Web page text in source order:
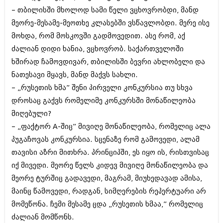
იანვარი 2016 (206)
დეკემბერი 2015 (207)
ნოემბერი 2015 (264)
ოქტომბერი 2015 (204)
სექტემბერი 2015 (215)
ივლისი 2015 (173)
ივნისი 2015 (261)
მაისი 2015 (194)
აპრილი 2015 (208)
მარტი 2015 (365)
თებერვალი 2015 (286)
იანვარი 2015 (247)
დეკემბერი 2014 (342)
ნოემბერი 2014 (290)
ოქტომბერი 2014 (292)
სექტემბერი 2014 (394)
აგვისტო 2014 (248)
ივნისი 2014 (366)
მაისი 2014 (313)
აპრილი 2014 (290)
– თბილისში მხოლოდ სამი წელი ვცხოვრობდი, მანდ
მეორე-მესამე-მეოთხე კლასებში ვსწავლობდი. მერე ისე
მოხდა, რომ მოსკოვში გადმოვედით. ასე რომ, აქ
ძალიან დიდი ხანია, ვცხოვრობ. საქართველოში
ხშირად ჩამოვდივარ, თბილისში ბევრი ახლობელი და
ნათესავი მყავს, მანდ მაქვს სახლი.
– „რუსეთის ხმა” შენი პირველი კონკურსია თუ სხვა
დროსაც გაქვს რომელიმე კონკურსში მონაწილეობა
მიღებული?
– „ფაქტორ A-შიც” მივიღე მონაწილეობა, რომელიც ალა
პუგაჩოვას კონკურსია. სცენაზე რომ გამოვედი, ალამ
თავისი აზრი მითხრა. პრინციპში, ეს იყო ის, რისთვისაც
იქ მივედი. მეორე წელს კიდევ მივიღე მონაწილეობა და
მეორე ტურშიც გადავედი, მაგრამ, მიუხედავად ამისა,
მაინც წამოვედი, რადგან, სიმღერების რეპერტუარი არ
მომეწონა. ჩემი მესამე ცდა „რუსეთის ხმაა,” რომელიც
ძალიან მომწონს.